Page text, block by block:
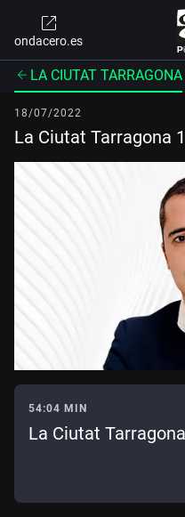
ondacero.es
LA CIUTAT TARRAGONA
18/07/2022
La Ciutat Tarragona
54:04 MIN
La Ciutat